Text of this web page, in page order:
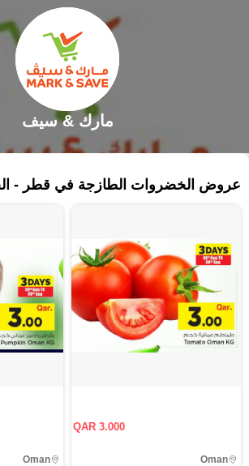
مارك & سيف
عروض الخضروات الطازجة في قطر -
QAR 3.000
Oman
Oman